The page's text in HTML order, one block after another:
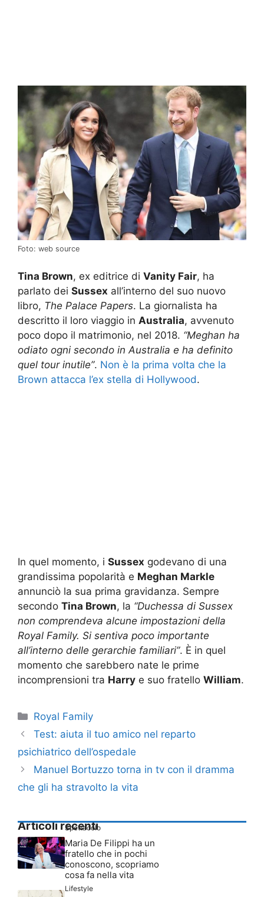
Foto: web source
Tina Brown, ex editrice di Vanity Fair, ha
parlato dei Sussex all’interno del suo nuovo
libro, The Palace Papers. La giornalista ha
descritto il loro viaggio in Australia, avvenuto
poco dopo il matrimonio, nel 2018. “Meghan ha
odiato ogni secondo in Australia e ha definito
quel tour inutile”. Non è la prima volta che la
Brown attacca l’ex stella di Hollywood.
In quel momento, i Sussex godevano di una
grandissima popolarità e Meghan Markle
annunciò la sua prima gravidanza. Sempre
secondo Tina Brown, la “Duchessa di Sussex
non comprendeva alcune impostazioni della
Royal Family. Si sentiva poco importante
all’interno delle gerarchie familiari”. È in quel
momento che sarebbero nate le prime
incomprensioni tra Harry e suo fratello William.
Categorie
Royal Family
Test: aiuta il tuo amico nel reparto
psichiatrico dell’ospedale
Manuel Bortuzzo torna in tv con il dramma
che gli ha stravolto la vita
Articoli recenti
Spettacolo
Maria De Filippi ha un
fratello che in pochi
conoscono, scopriamo
cosa fa nella vita
Lifestyle